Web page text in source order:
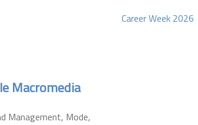
Career Week 2026
Macromedia
Management, Mode,